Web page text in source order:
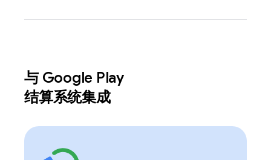
与 Google Play
结算系统集成